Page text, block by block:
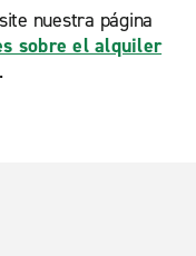
nuestra página
sobre el alquiler
.